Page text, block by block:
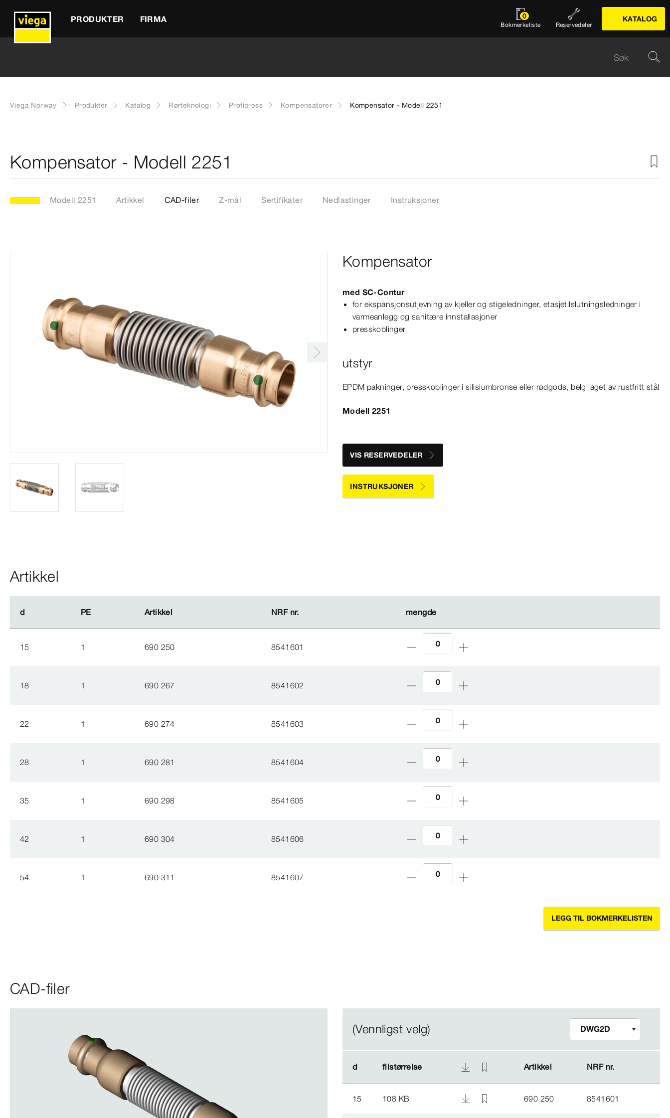
PRODUKTER FIRMA 0
Bokmerkeliste Reservedeler
KATALOG
Viega Norway Produkter Katalog Rørteknologi Profipress Kompensatorer Kompensator - Modell 2251
Kompensator - Modell 2251
Modell 2251 Artikkel CAD-filer Z-mål Sertifikater Nedlastinger Instruksjoner
Kompensator
med SC‑Contur
for ekspansjonsutjevning av kjeller og stigeledninger, etasjetilslutningsledninger i
varmeanlegg og sanitære innstallasjoner
presskoblinger
utstyr
EPDM pakninger, presskoblinger i silisiumbronse eller rødgods, belg laget av rustfritt stål
Modell 2251
VIS RESERVEDELER
INSTRUKSJONER
Artikkel
d PE Artikkel NRF nr. mengde
d PE Artikkel NRF nr. mengde
15 1 690 250 8541601
18 1 690 267 8541602
22 1 690 274 8541603
28 1 690 281 8541604
35 1 690 298 8541605
42 1 690 304 8541606
54 1 690 311 8541607
LEGG TIL BOKMERKELISTEN
CAD-filer
(Vennligst velg)
d filstørrelse Artikkel NRF nr.
d filstørrelse Artikkel NRF nr.
15 108 KB 690 250 8541601